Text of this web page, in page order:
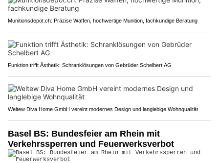
Munitionsdepot.ch: Präzise Waffen, hochwertige Munition, fachkundige Beratung
Funktion trifft Ästhetik: Schranklösungen von Gebrüder Schelbert AG
Weltew Diva Home GmbH vereint modernes Design und langlebige Wohnqualität
Basel BS: Bundesfeier am Rhein mit
Verkehrssperren und Feuerwerksverbot